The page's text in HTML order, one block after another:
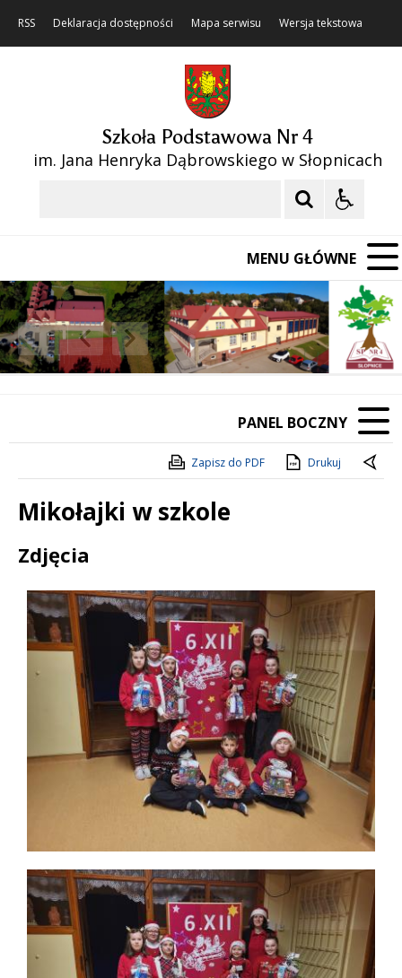
RSS Deklaracja dostępności Mapa serwisu Wersja tekstowa
Szkoła Podstawowa Nr 4
im. Jana Henryka Dąbrowskiego w Słopnicach
MENU GŁÓWNE
Poprzedni Element
Następny Element
❚❚
PANEL BOCZNY
Zapisz do PDF Drukuj
Mikołajki w szkole
Treść
Zdjęcia